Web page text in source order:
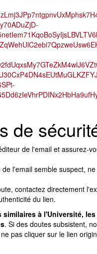
de
de l'email et assurez-
de l'email semble suspect,
contactez directement
du lien.
similaires à l'Université,
. Si des doutes subsistent,
pas cliquer sur le lien